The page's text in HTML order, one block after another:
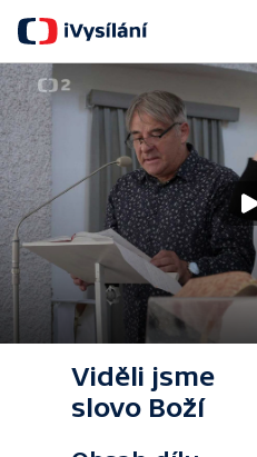
Viděli jsme
slovo Boží